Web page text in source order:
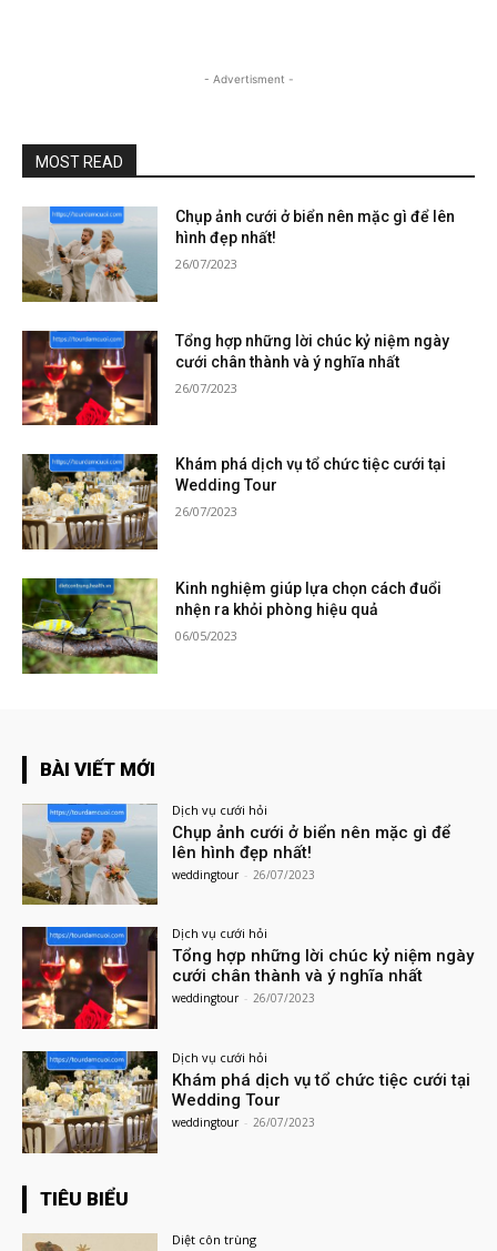
- Advertisment -
MOST READ
Chụp ảnh cưới ở biển nên mặc gì để lên
hình đẹp nhất!
26/07/2023
Tổng hợp những lời chúc kỷ niệm ngày
cưới chân thành và ý nghĩa nhất
26/07/2023
Khám phá dịch vụ tổ chức tiệc cưới tại
Wedding Tour
26/07/2023
Kinh nghiệm giúp lựa chọn cách đuổi
nhện ra khỏi phòng hiệu quả
06/05/2023
BÀI VIẾT MỚI
Dịch vụ cưới hỏi
Chụp ảnh cưới ở biển nên mặc gì để
lên hình đẹp nhất!
weddingtour - 26/07/2023
Dịch vụ cưới hỏi
Tổng hợp những lời chúc kỷ niệm ngày
cưới chân thành và ý nghĩa nhất
weddingtour - 26/07/2023
Dịch vụ cưới hỏi
Khám phá dịch vụ tổ chức tiệc cưới tại
Wedding Tour
weddingtour - 26/07/2023
TIÊU BIỂU
Diệt côn trùng